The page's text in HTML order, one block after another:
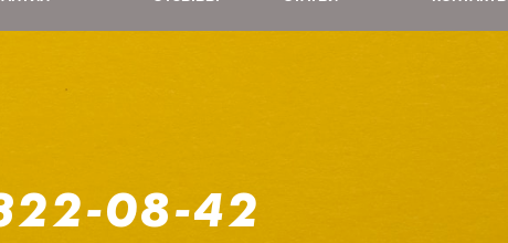
08-42